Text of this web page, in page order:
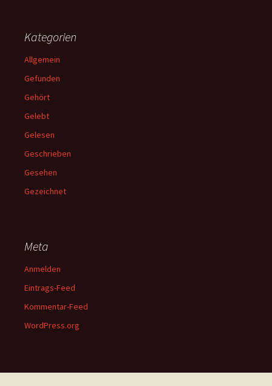
Kategorien
Allgemein
Gefunden
Gehört
Gelebt
Gelesen
Geschrieben
Gesehen
Gezeichnet
Meta
Anmelden
Eintrags-Feed
Kommentar-Feed
WordPress.org